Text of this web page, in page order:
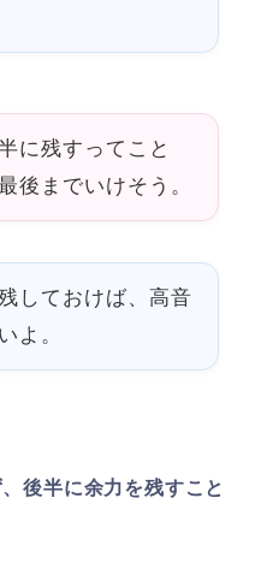
に残すってこと
後までいけそう。
しておけば、高音
よ。
後半に余力を残すこと